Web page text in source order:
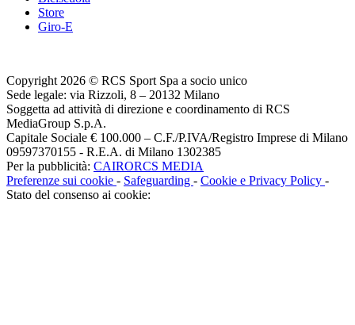
Store
Giro-E
Copyright 2026 © RCS Sport Spa a socio unico
Sede legale: via Rizzoli, 8 – 20132 Milano
Soggetta ad attività di direzione e coordinamento di RCS
MediaGroup S.p.A.
Capitale Sociale € 100.000 – C.F./P.IVA/Registro Imprese di Milano
09597370155 - R.E.A. di Milano 1302385
Per la pubblicità: CAIRORCS MEDIA
Preferenze sui cookie - Safeguarding - Cookie e Privacy Policy -
Stato del consenso ai cookie: